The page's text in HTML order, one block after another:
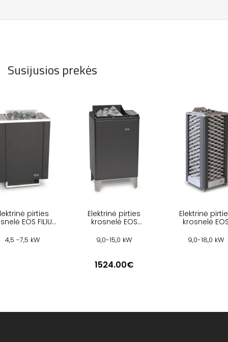
Susijusios prekės
pirties
EOS FILIUS
4,5 -7,5 kW
Elektrinė pirties
krosnelė EOS
9,0-15,0 kW
1524.00€
Elektrinė
krosnelė
9,0-18,0 kW